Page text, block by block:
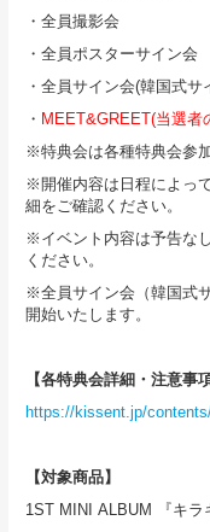
・全員撮影会
・全員ポスターサイン会
・全員サイン会(韓国式
・ MEET&GREET(当選者
※特典会は各種特典会参
※開催内容は日程によっ
細をご確認ください。
※イベント内容は予告な
ください。
※全員サイン会（韓国式
開始いたします。
【各特典会詳細・注意事項
https://kissent.jp/
【対象商品】
1ST MINI ALBUM 『キ